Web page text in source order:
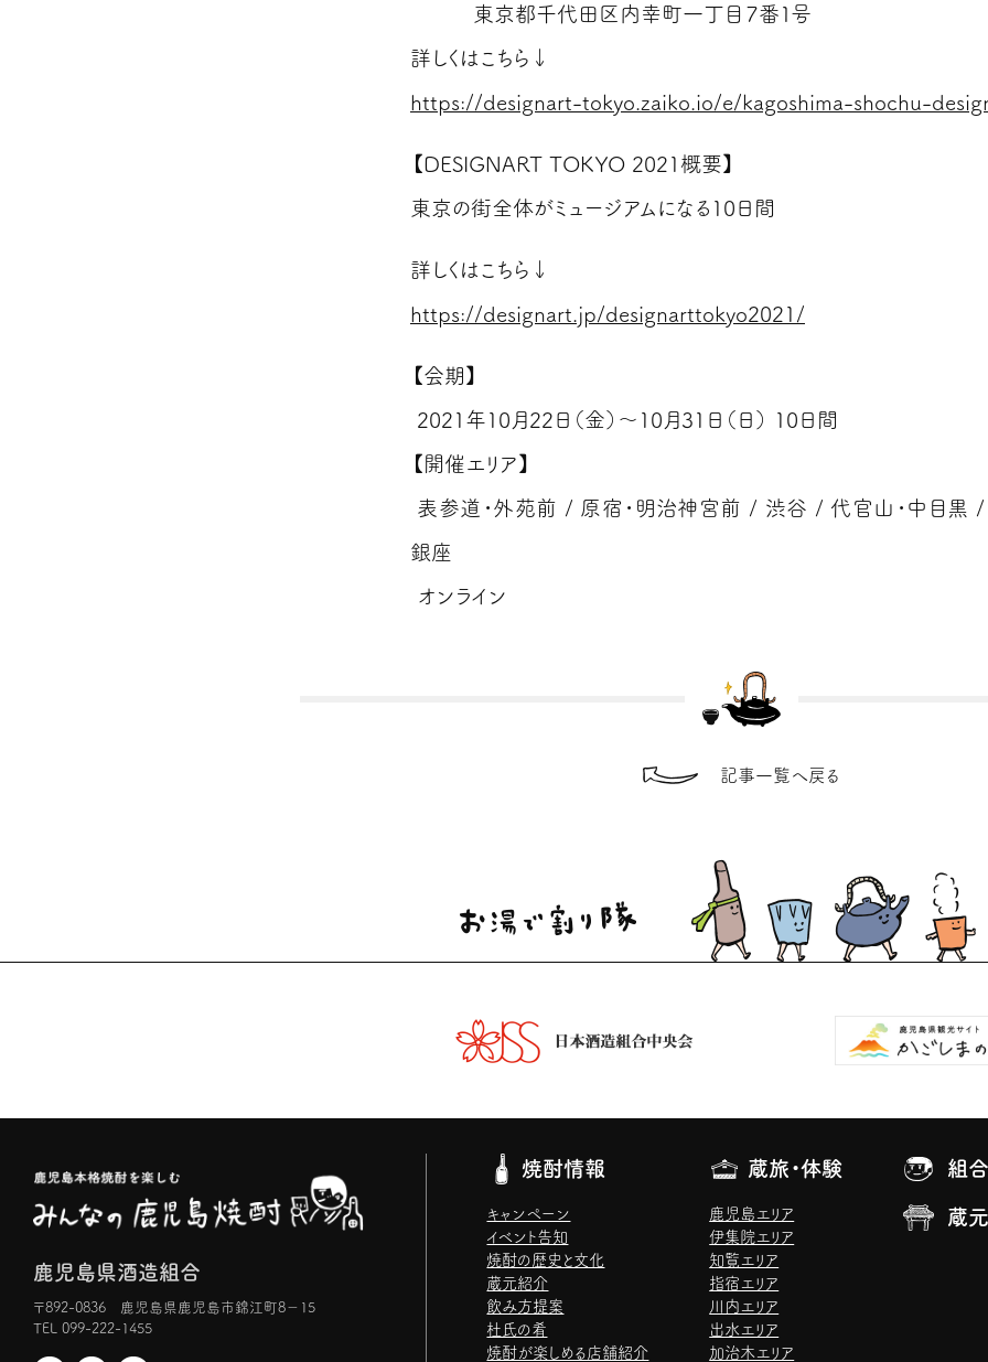
東京都千代田区内幸町一丁目７番１号
詳しくはこちら↓
https://designart-tokyo.zaiko.io/e/kagoshima-shochu-
【DESIGNART TOKYO 2021概要】
東京の街全体がミュージアムになる10日間
詳しくはこちら↓
https://designart.jp/designarttokyo2021/
【会期】
2021年10月22日（金）〜10月31日（日） 10日間
【開催エリア】
表参道・外苑前 / 原宿・明治神宮前 / 渋谷 / 代官山・中目黒
銀座
オンライン
記事一覧へ戻る
鹿児島県酒造組合
〒892-0836 鹿児島県鹿児島市錦江町8−15
TEL 099-222-1455
焼酎情報
キャンペーン
イベント告知
焼酎の歴史と文化
蔵元紹介
飲み方提案
杜氏の肴
焼酎が楽しめる店舗紹介
蔵旅・体験
鹿児島エリア
伊集院エリア
知覧エリア
指宿エリア
川内エリア
出水エリア
加治木エリア
組
蔵